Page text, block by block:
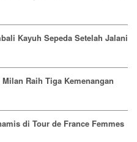
Kayuh Sepeda Setelah Jalani
Raih Tiga Kemenangan
di Tour de France Femmes